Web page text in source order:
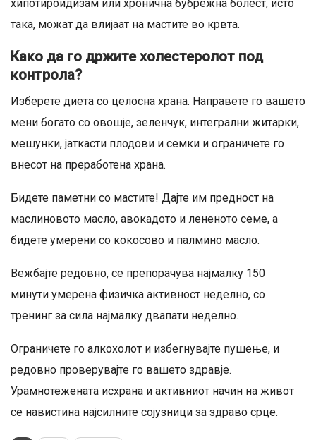
хипотироидизам или хронична бубрежна болест, исто
така, можат да влијаат на мастите во крвта.
Како да го држите холестеролот под
контрола?
Изберете диета со целосна храна. Направете го вашето
мени богато со овошје, зеленчук, интегрални житарки,
мешунки, јаткасти плодови и семки и ограничете го
внесот на преработена храна.
Бидете паметни со мастите! Дајте им предност на
маслиновото масло, авокадото и лененото семе, а
бидете умерени со кокосово и палмино масло.
Вежбајте редовно, се препорачува најмалку 150
минути умерена физичка активност неделно, со
тренинг за сила најмалку двапати неделно.
Ограничете го алкохолот и избегнувајте пушење, и
редовно проверувајте го вашето здравје.
Урамнотежената исхрана и активниот начин на живот
се навистина најсилните сојузници за здраво срце.